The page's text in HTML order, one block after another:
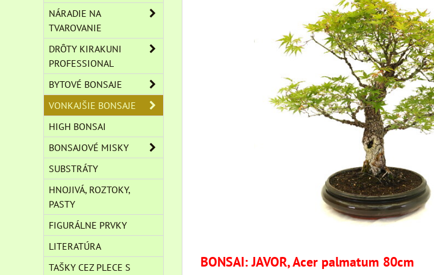
BONSAI: JAVOR, Acer palmatum 80cm
NÁRADIE NA
TVAROVANIE
DRÔTY KIRAKUNI
PROFESSIONAL
BYTOVÉ BONSAJE
VONKAJŠIE BONSAJE
HIGH BONSAI
BONSAJOVÉ MISKY
SUBSTRÁTY
HNOJIVÁ, ROZTOKY,
PASTY
FIGURÁLNE PRVKY
LITERATÚRA
TAŠKY CEZ PLECE S